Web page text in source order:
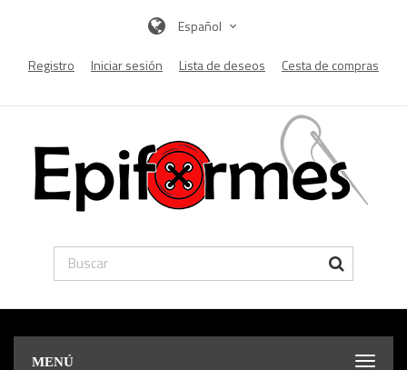
Español
Registro Iniciar sesión Lista de deseos Cesta de compras
MENÚ